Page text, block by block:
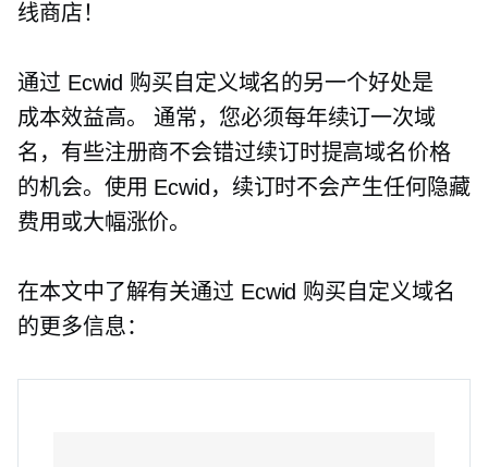
线商店！
通过 Ecwid 购买自定义域名的另一个好处是
成本效益高。
通常，您必须每年续订一次域
名，有些注册商不会错过续订时提高域名价格
的机会。使用 Ecwid，续订时不会产生任何隐藏
费用或大幅涨价。
在本文中了解有关通过 Ecwid 购买自定义域名
的更多信息：